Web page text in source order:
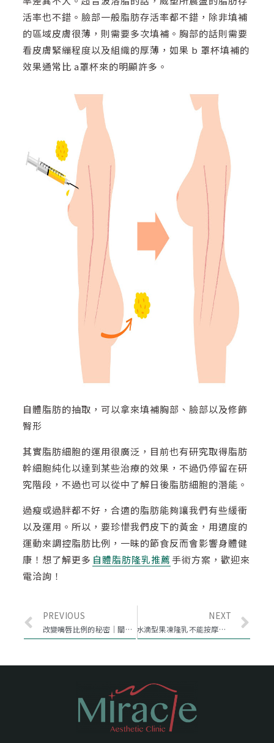
活率也不錯。臉部一般脂肪存活率都不錯，除非填補
的區域皮膚很薄，則需要多次填補。胸部的話則需要
看皮膚緊繃程度以及組織的厚薄，如果 b 罩杯填補的
效果通常比 a罩杯來的明顯許多。
自體脂肪的抽取，可以拿來填補胸部、臉部以及修飾
臀形
其實脂肪細胞的運用很廣泛，目前也有研究取得脂肪
幹細胞純化以達到某些治療的效果，不過仍停留在研
究階段，不過也可以從中了解日後脂肪細胞的潛能。
過瘦或過胖都不好，合適的脂肪能夠讓我們有些緩衝
以及運用。所以，要珍惜我們皮下的黃金，用適度的
運動來調控脂肪比例，一昧的節食反而會影響身體健
康！想了解更多 自體脂肪隆乳推薦 手術方案，歡迎來
電洽詢！
PREVIOUS
改變嘴唇比例的秘密｜關於新式材質Volift玻尿酸的運用
NEXT
水滴型果凍隆乳不能按摩？了解絨毛果凍讓觸感更加分